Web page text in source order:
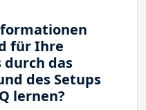
für Ihre
das
des Setups
lernen?